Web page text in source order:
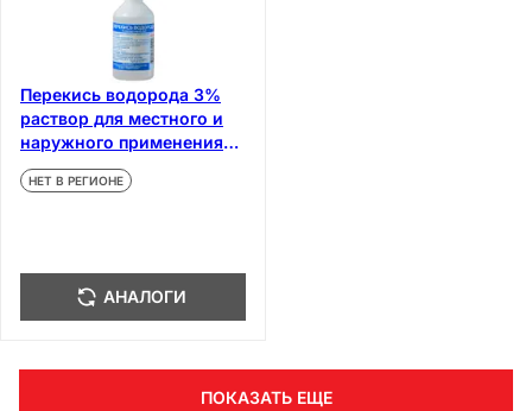
Перекись водорода 3%
раствор для местного и
наружного применения
100 мл
НЕТ В РЕГИОНЕ
АНАЛОГИ
ПОКАЗАТЬ ЕЩЕ